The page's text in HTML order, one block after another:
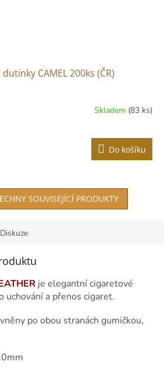
CAMEL 200ks (ČR)
Skladem (83 ks)
Do košíku
SOUVISEJÍCÍ PRODUKTY
Diskuze
je elegantní cigaretové
uchování a přenos cigaret.
po obou stranách gumičkou,